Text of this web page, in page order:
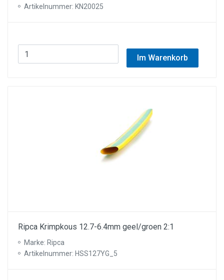
Artikelnummer: KN20025
Im Warenkorb
Ripca Krimpkous 12.7-6.4mm geel/groen 2:1
Marke: Ripca
Artikelnummer: HSS127YG_5